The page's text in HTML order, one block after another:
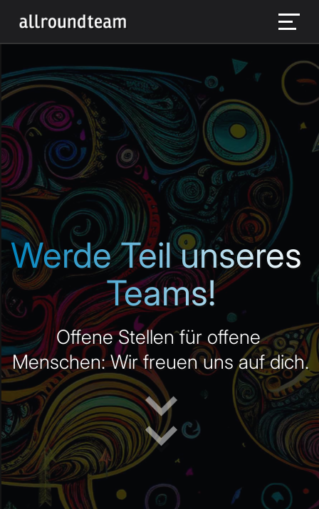
Werde Teil unseres
Teams!
Offene Stellen für offene
Menschen: Wir freuen uns auf dich.